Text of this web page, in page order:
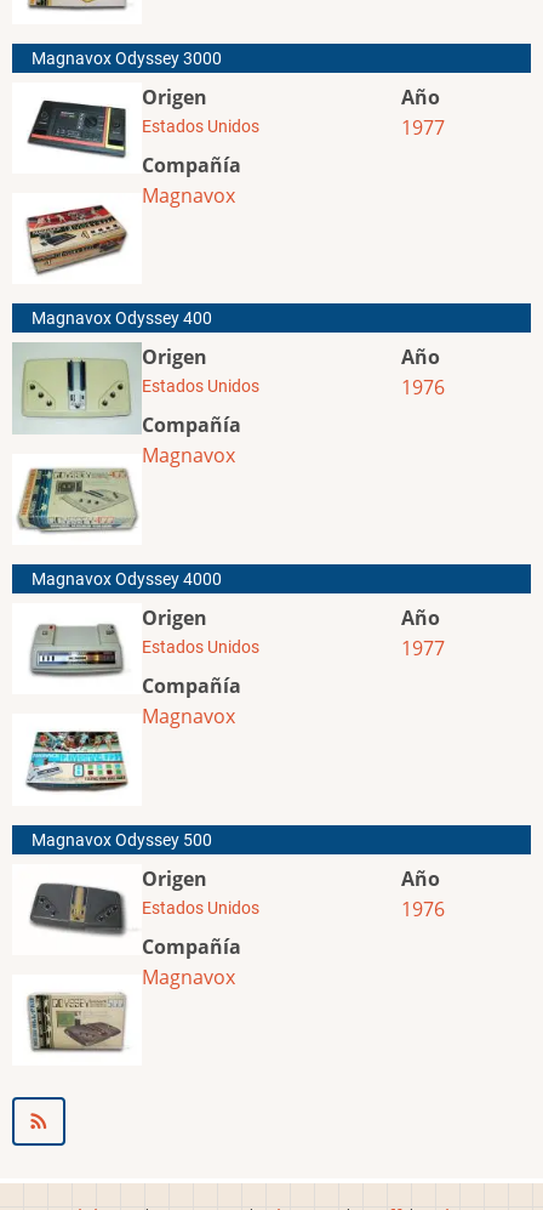
Magnavox Odyssey 3000
Origen
Estados Unidos
Compañía
Magnavox
Año
1977
Magnavox Odyssey 400
Origen
Estados Unidos
Compañía
Magnavox
Año
1976
Magnavox Odyssey 4000
Origen
Estados Unidos
Compañía
Magnavox
Año
1977
Magnavox Odyssey 500
Origen
Estados Unidos
Compañía
Magnavox
Año
1976